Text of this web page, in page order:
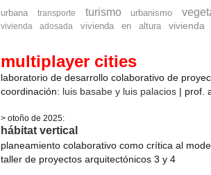
urbana
transporte turismo urbanismo
vivienda adosada vivienda en altura vivienda
multiplayer cities
laboratorio de desarrollo colaborativo de
coordinación: luis basabe y luis palacios | prof.
> otoño de 2025:
hábitat vertical
planeamiento colaborativo como crítica al
taller de proyectos arquitectónicos 3 y 4